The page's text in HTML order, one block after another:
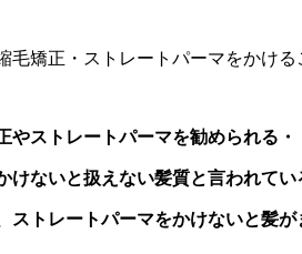
毛矯正・ストレートパーマをかけ
やストレートパーマを勧められる・
けないと扱えない髪質と言われてい
ストレートパーマをかけないと髪が